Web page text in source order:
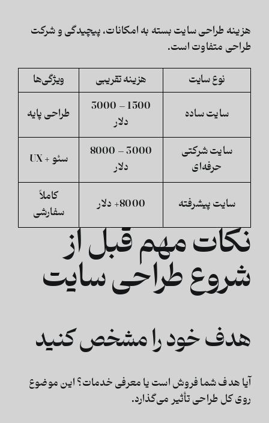
هزینه طراحی سایت بسته به امکانات، پیچیدگی و شرکت
طراحی متفاوت است.
نوع سایت هزینه تقریبی ویژگی‌ها
سایت ساده
1500 – 3000
دلار
طراحی پایه
سایت شرکتی
حرفه‌ای
3000 – 8000
دلار
سئو + UX
سایت پیشرفته 8000+ دلار
کاملاً
سفارشی
نکات مهم قبل از
شروع طراحی سایت
هدف خود را مشخص کنید
آیا هدف شما فروش است یا معرفی خدمات؟ این موضوع
روی کل طراحی تأثیر می‌گذارد.